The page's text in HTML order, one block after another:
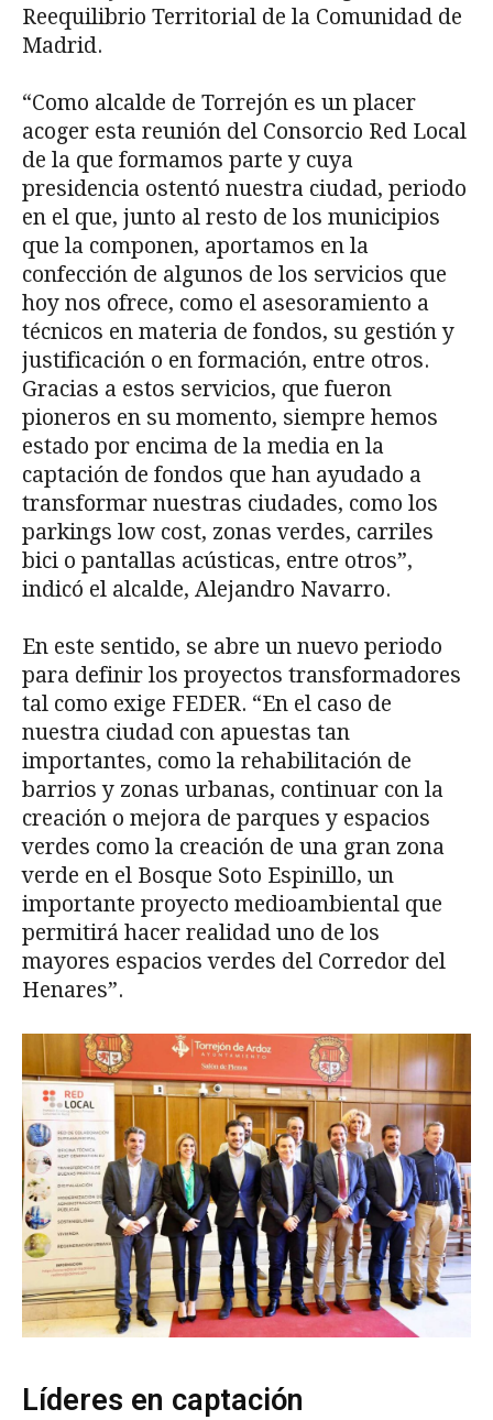
Reequilibrio Territorial de la Comunidad de
Madrid.
“Como alcalde de Torrejón es un placer
acoger esta reunión del Consorcio Red Local
de la que formamos parte y cuya
presidencia ostentó nuestra ciudad, periodo
en el que, junto al resto de los municipios
que la componen, aportamos en la
confección de algunos de los servicios que
hoy nos ofrece, como el asesoramiento a
técnicos en materia de fondos, su gestión y
justificación o en formación, entre otros.
Gracias a estos servicios, que fueron
pioneros en su momento, siempre hemos
estado por encima de la media en la
captación de fondos que han ayudado a
transformar nuestras ciudades, como los
parkings low cost, zonas verdes, carriles
bici o pantallas acústicas, entre otros”,
indicó el alcalde, Alejandro Navarro.
En este sentido, se abre un nuevo periodo
para definir los proyectos transformadores
tal como exige FEDER. “En el caso de
nuestra ciudad con apuestas tan
importantes, como la rehabilitación de
barrios y zonas urbanas, continuar con la
creación o mejora de parques y espacios
verdes como la creación de una gran zona
verde en el Bosque Soto Espinillo, un
importante proyecto medioambiental que
permitirá hacer realidad uno de los
mayores espacios verdes del Corredor del
Henares”.
Líderes en captación